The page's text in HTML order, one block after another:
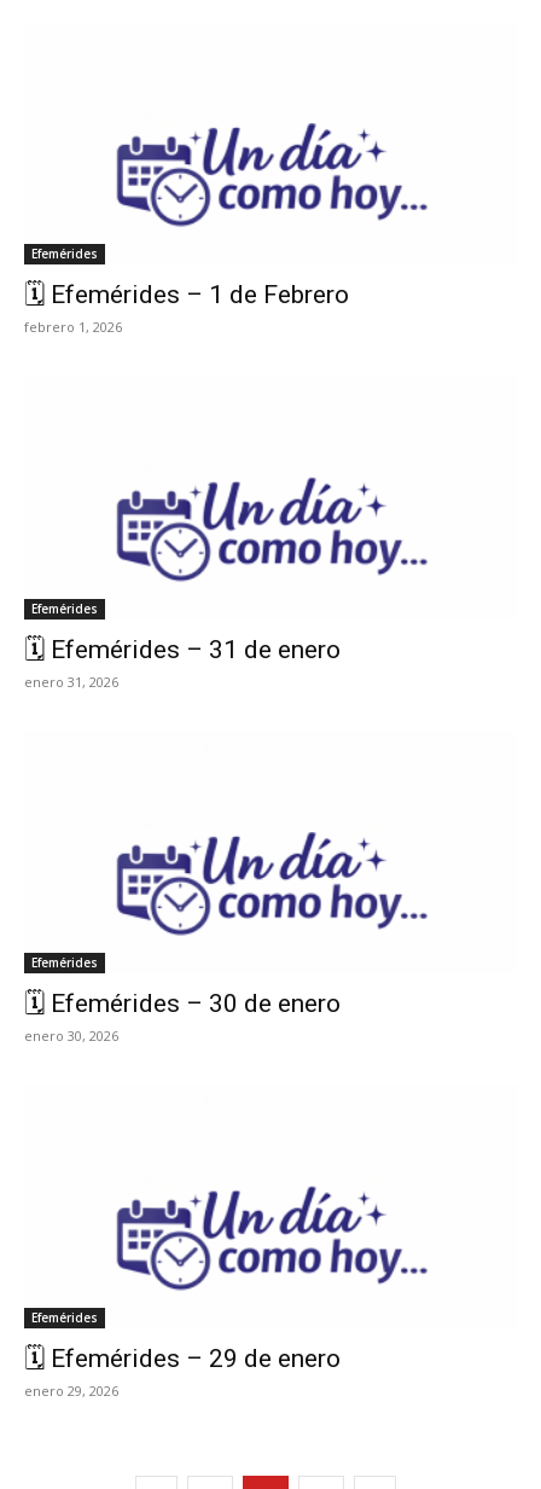
Efemérides
🗓️ Efemérides – 1 de Febrero
febrero 1, 2026
Efemérides
🗓️ Efemérides – 31 de enero
enero 31, 2026
Efemérides
🗓️ Efemérides – 30 de enero
enero 30, 2026
Efemérides
🗓️ Efemérides – 29 de enero
enero 29, 2026